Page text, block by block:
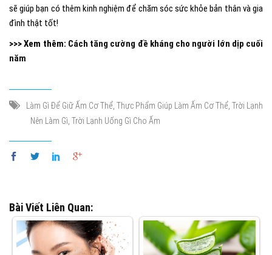
sẽ giúp bạn có thêm kinh nghiệm để chăm sóc sức khỏe bản thân và gia
đình thật tốt!
>>> Xem thêm: Cách tăng cường đề kháng cho người lớn dịp cuối
năm
Làm Gì Để Giữ Ấm Cơ Thể, Thực Phẩm Giúp Làm Ấm Cơ Thể, Trời Lạnh
Nên Làm Gì, Trời Lạnh Uống Gì Cho Ấm
Bài Viết Liên Quan: